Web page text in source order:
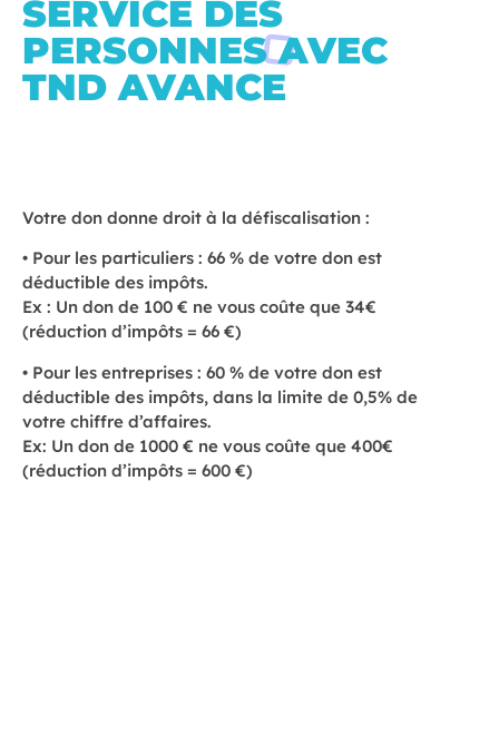
SERVICE DES
PERSONNES AVEC
TND AVANCE
Votre don donne droit à la défiscalisation :
• Pour les particuliers : 66 % de votre don est
déductible des impôts.
Ex : Un don de 100 € ne vous coûte que 34€
(réduction d’impôts = 66 €)
• Pour les entreprises : 60 % de votre don est
déductible des impôts, dans la limite de 0,5% de
votre chiffre d’affaires.
Ex: Un don de 1000 € ne vous coûte que 400€
(réduction d’impôts = 600 €)